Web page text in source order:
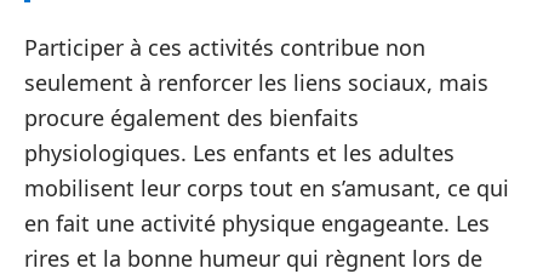
Participer à ces activités contribue non
seulement à renforcer les liens sociaux, mais
procure également des bienfaits
physiologiques. Les enfants et les adultes
mobilisent leur corps tout en s’amusant, ce qui
en fait une activité physique engageante. Les
rires et la bonne humeur qui règnent lors de